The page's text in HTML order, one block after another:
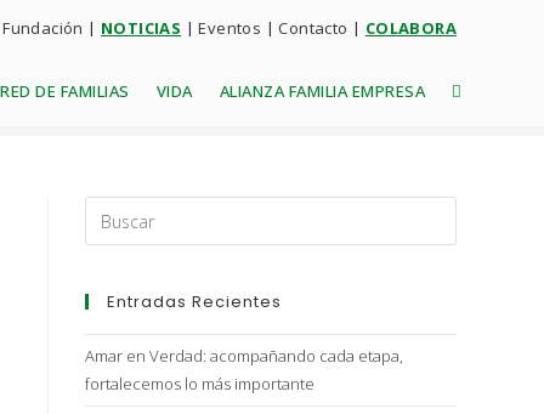
| NOTICIAS |Eventos |Contacto | COLABORA
RED DE FAMILIAS VIDA ALIANZA FAMILIA EMPRESA
Entradas Recientes
Amar en Verdad: acompañando cada etapa,
fortalecemos lo más importante